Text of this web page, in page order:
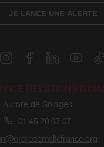
JE LANCE UNE ALERTE
RELATIONS
Aurore de Solages
01 45 20 93 07